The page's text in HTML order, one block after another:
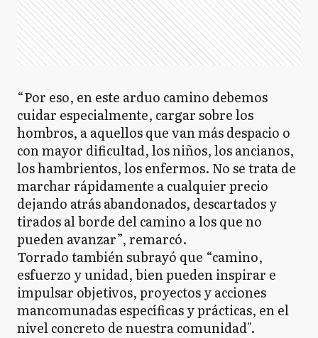
“Por eso, en este arduo camino debemos
cuidar especialmente, cargar sobre los
hombros, a aquellos que van más despacio o
con mayor dificultad, los niños, los ancianos,
los hambrientos, los enfermos. No se trata de
marchar rápidamente a cualquier precio
dejando atrás abandonados, descartados y
tirados al borde del camino a los que no
pueden avanzar”, remarcó.
Torrado también subrayó que “camino,
esfuerzo y unidad, bien pueden inspirar e
impulsar objetivos, proyectos y acciones
mancomunadas específicas y prácticas, en el
nivel concreto de nuestra comunidad".